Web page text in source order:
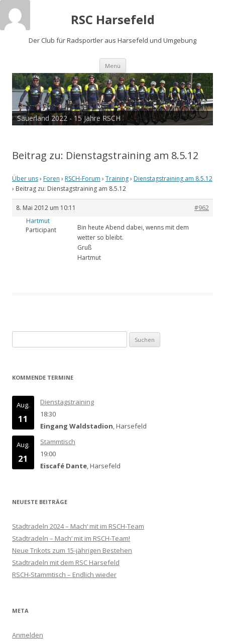
RSC Harsefeld
Der Club für Radsportler aus Harsefeld und Umgebung
Menü Zum
springen
Sauerland 2022 - 15 Jahre RSCH
Beitrag zu: Dienstagstraining am 8.5.12
Über uns› Foren › RSCH-Forum › Training› Dienstagstraining am 8.5.12
› Beitrag zu: Dienstagstraining am 8.5.12
8. Mai 2012 um 10:11
#962
Hartmut
Participant
Bin heute Abend dabei, wenns mit dem
wetter so bleibt.
Gruß
Hartmut
nach:
KOMMENDE TERMINE
Aug.
11
Dienstagstraining
18:30
Eingang Waldstadion, Harsefeld
Aug.
21
Stammtisch
19:00
Eiscafé Dante, Harsefeld
NEUESTE BEITRÄGE
Stadtradeln 2024 – Mach‘ mit im RSCH-Team
Stadtradeln – Mach‘ mit im RSCH-Team!
Neue Trikots zum 15-jährigen Bestehen
Stadtradeln mit dem RSC Harsefeld
RSCH-Stammtisch – Endlich wieder
META
Anmelden